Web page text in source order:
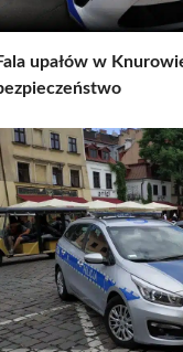
upałów w